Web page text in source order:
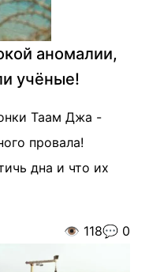
аномалии,
учёные!
Таам Джа -
провала!
дна и что их
👁️ 118💬 0